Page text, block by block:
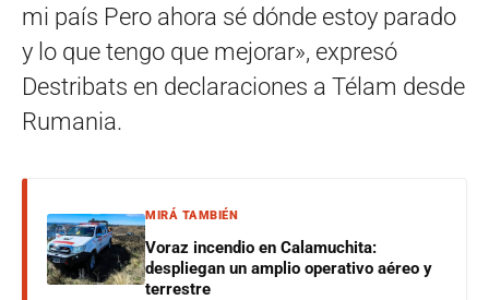
mi país Pero ahora sé dónde estoy parado
y lo que tengo que mejorar», expresó
Destribats en declaraciones a Télam desde
Rumania.
MIRÁ TAMBIÉN
Voraz incendio en Calamuchita:
despliegan un amplio operativo aéreo y
terrestre